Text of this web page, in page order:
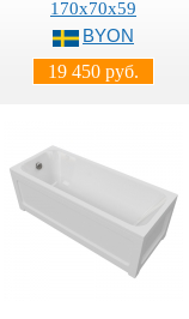
170х70х59
BYON
19 450 руб.